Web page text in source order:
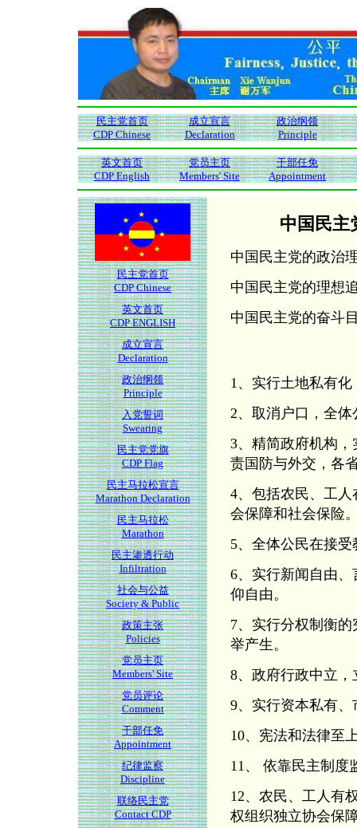
民主党首页
CDP Chinese
成立宣言
Declaration
政治纲领
Principle
英文首页
CDP English
党员主页
Members' Site
干部任免
Appointment
民主党首页
CDP Chinese
英文首页
CDP ENGLISH
成立宣言
Declaration
政治纲领
Principle
入党誓词
Swearing
民主党党旗
CDP Flag
民主马拉松宣言
Marathon Declaration
民主马拉松
Marathon
民主渗透行动
Infiltration
社会与公益
Society & Public
政策主张
Policies
党员主页
Members' Site
党员评论
Comment
干部任免
Appointment
纪律监察
Discipline
联络民主党
Contact CDP
中国民主
中国民主党的政治
中国民主党的理想
中国民主党的奋斗
1、实行土地私有
2、取消户口，全
3、精简政府机构
责国防与外交，各
4、包括农民、工
会保障和社会保险
5、全体公民在接
6、实行新闻自由
仰自由。
7、实行分权制衡
举产生。
8、政府行政中立
9、实行资本私有
10、宪法和法律至
11、 依靠民主制度
12、农民、工人有
权组织独立协会保